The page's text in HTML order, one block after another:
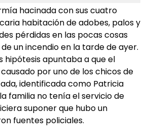
hacinada con sus cuatro
habitación de adobes, palos y
pérdidas en las pocas cosas
un incendio en la tarde de ayer.
hipótesis apuntaba a que el
por uno de los chicos de
identificada como Patricia
familia no tenía el servicio de
suponer que hubo un
fuentes policiales.